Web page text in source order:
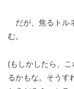
だが、焦るトル
む。
(もしかしたら、
るかもな。そうす